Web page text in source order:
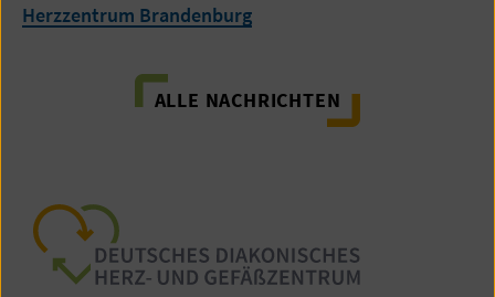
Herzzentrum Brandenburg
ALLE NACHRICHTEN